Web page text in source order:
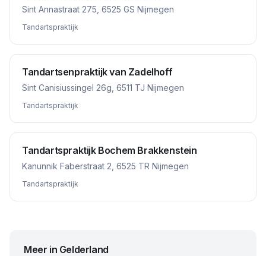
Sint Annastraat 275, 6525 GS Nijmegen
Tandartspraktijk
Tandartsenpraktijk van Zadelhoff
Sint Canisiussingel 26g, 6511 TJ Nijmegen
Tandartspraktijk
Tandartspraktijk Bochem Brakkenstein
Kanunnik Faberstraat 2, 6525 TR Nijmegen
Tandartspraktijk
Meer in Gelderland